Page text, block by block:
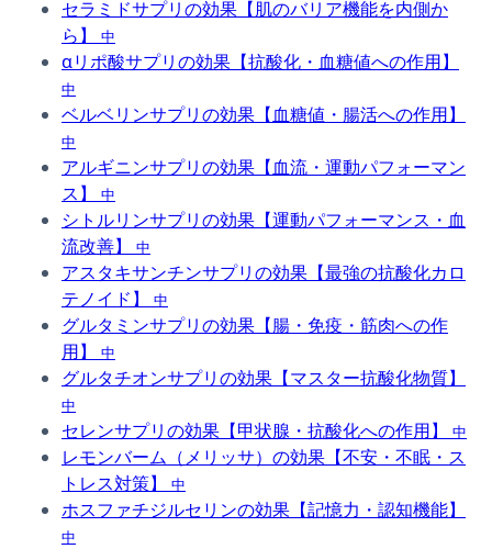
セラミドサプリの効果【肌のバリア機能を内側か
ら】
中
αリポ酸サプリの効果【抗酸化・血糖値への作用】
中
ベルベリンサプリの効果【血糖値・腸活への作用】
中
アルギニンサプリの効果【血流・運動パフォーマン
ス】
中
シトルリンサプリの効果【運動パフォーマンス・血
流改善】
中
アスタキサンチンサプリの効果【最強の抗酸化カロ
テノイド】
中
グルタミンサプリの効果【腸・免疫・筋肉への作
用】
中
グルタチオンサプリの効果【マスター抗酸化物質】
中
セレンサプリの効果【甲状腺・抗酸化への作用】 中
レモンバーム（メリッサ）の効果【不安・不眠・ス
トレス対策】
中
ホスファチジルセリンの効果【記憶力・認知機能】
中